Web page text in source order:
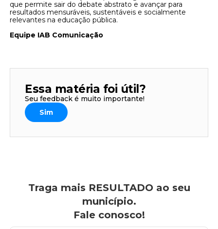
que permite sair do debate abstrato e avançar para
resultados mensuráveis, sustentáveis e socialmente
relevantes na educação pública.
Equipe IAB Comunicação
Essa matéria foi útil?
Seu feedback é muito importante!
Sim
Traga mais RESULTADO ao seu
município.
Fale conosco!